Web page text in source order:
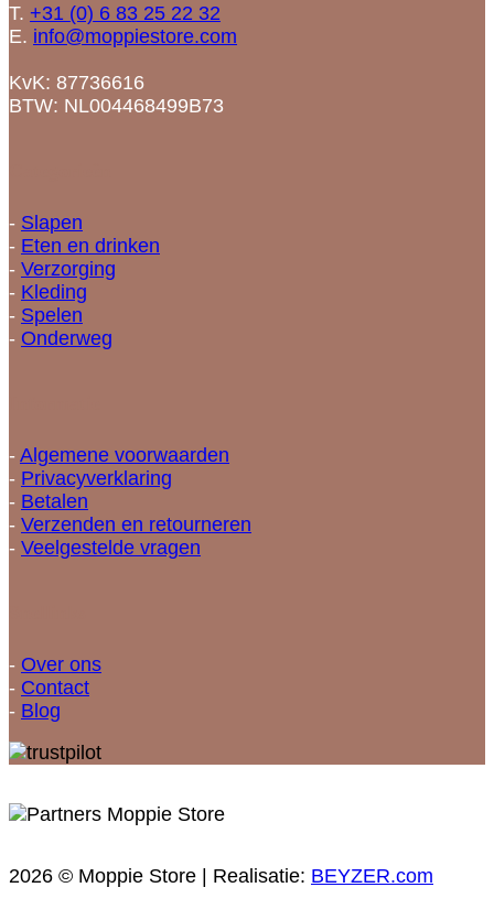
T. +31 (0) 6 83 25 22 32
E. info@moppiestore.com
KvK: 87736616
BTW: NL004468499B73
- Slapen
- Eten en drinken
- Verzorging
- Kleding
- Spelen
- Onderweg
- Algemene voorwaarden
- Privacyverklaring
- Betalen
- Verzenden en retourneren
- Veelgestelde vragen
- Over ons
- Contact
- Blog
2026 © Moppie Store | Realisatie: BEYZER.com